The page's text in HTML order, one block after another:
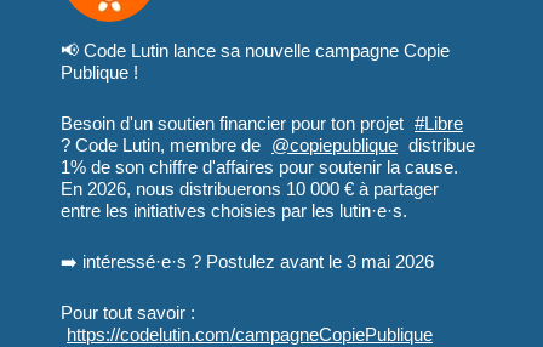
📢 Code Lutin lance sa nouvelle campagne Copie
Publique !
Besoin d'un soutien financier pour ton projet #Libre
? Code Lutin, membre de @copiepublique distribue
1% de son chiffre d'affaires pour soutenir la cause.
En 2026, nous distribuerons 10 000 € à partager
entre les initiatives choisies par les lutin·e·s.
➡️ intéressé·e·s ? Postulez avant le 3 mai 2026
Pour tout savoir :
https://codelutin.com/campagneCopiePublique